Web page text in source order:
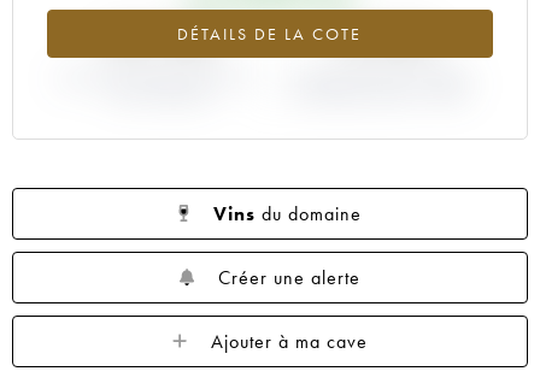
DÉTAILS DE LA COTE
+39.78% -14.29%
Vins du domaine
Créer une alerte
Ajouter à ma cave